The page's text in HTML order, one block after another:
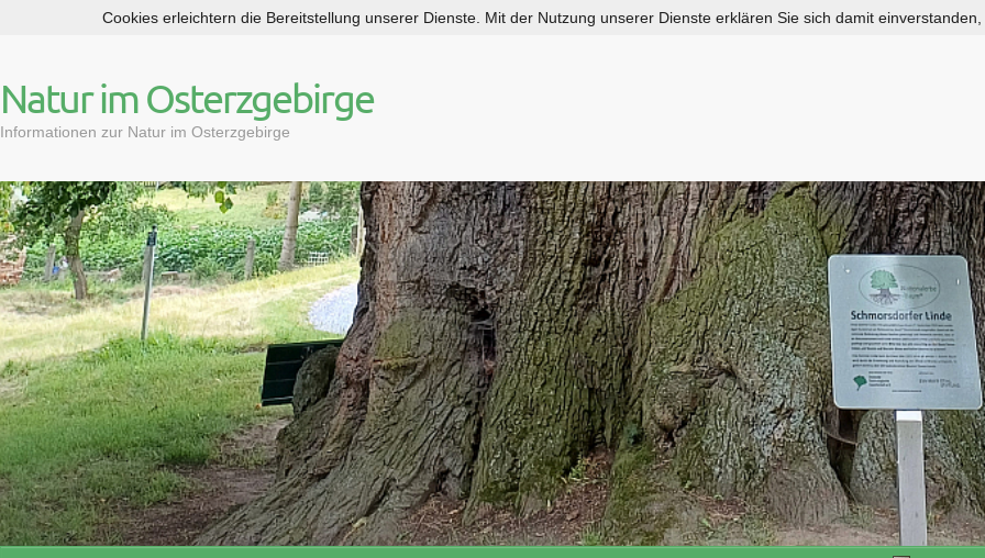
p
t
c
o
n
t
e
n
t
Natur im Osterzgebirge
Informationen zur Natur im Osterzgebirge
Cookies erleichtern die Bereitstellung unserer Dienste. Mit der Nutzung unserer Dienste erklären Sie sich damit einverstanden,